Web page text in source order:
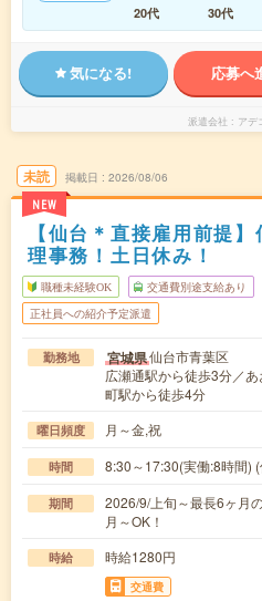
20代
30代
気になる! 応募へ
派遣会社 アデ
未読
NEW
掲載日 2026/08/06
【仙台＊直接雇用前提
理事務！土日休み！
職種未経験OK 交通費別途支給あり
正社員への紹介予定派遣
勤務地 宮城県仙台市青葉区
広瀬通駅から徒歩3分／
町駅から徒歩4分
曜日頻度 月～金,祝
時間 8:30～17:30(実働:8時間)
期間
2026/9/上旬～最長6ヶ
月～OK！
時給 時給1280円
交通費